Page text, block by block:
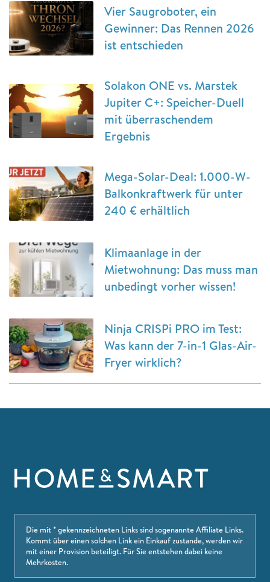
Vier Saugroboter, ein
Gewinner: Das Rennen 2026
ist entschieden
Solakon ONE vs. Marstek
Jupiter C+: Speicher-Duell
mit überraschendem
Ergebnis
Mega-Solar-Deal: 1.000-W-
Balkonkraftwerk für unter
240 € erhältlich
Klimaanlage in der
Mietwohnung: Das muss man
unbedingt vorher wissen!
Ninja CRISPi PRO im Test:
Was kann der 7-in-1 Glas-Air-
Fryer wirklich?
Die mit * gekennzeichneten Links sind sogenannte Affiliate Links.
Kommt über einen solchen Link ein Einkauf zustande, werden wir
mit einer Provision beteiligt. Für Sie entstehen dabei keine
Mehrkosten.